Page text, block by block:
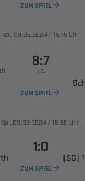
ZUM SPIEL
., /  Uhr


ZUM SPIEL
.,  / Uhr


ZUM SPIEL